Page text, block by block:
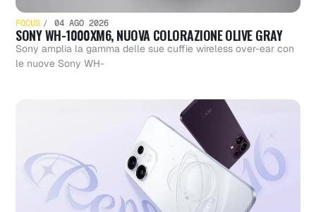
FOCUS 04 AGO 2026
SONY WH-1000XM6, NUOVA COLORAZIONE OLIVE GRAY
Sony amplia la gamma delle sue cuffie wireless over-ear con
le nuove Sony WH-